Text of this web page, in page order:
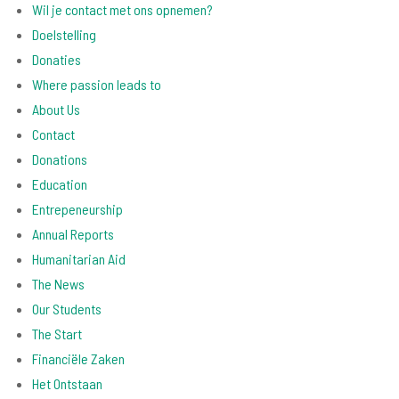
Wil je contact met ons opnemen?
Doelstelling
Donaties
Where passion leads to
About Us
Contact
Donations
Education
Entrepeneurship
Annual Reports
Humanitarian Aid
The News
Our Students
The Start
Financiële Zaken
Het Ontstaan